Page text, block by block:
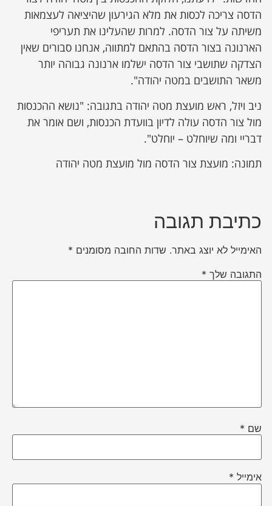
הדסה צריכה לכסות את מלא הגירעון שהיציאה לעצמאות
משיתה על צור הדסה. למרות שהעלינו את תעריפי
הארנונה בצור הדסה בהתאם למתווה, אנחנו סבורים שאין
הצדקה שתושבי צור הדסה ישלמו ארנונה גבוהה יותר
משאר התושבים במטה יהודה".
ניב ויזל, ראש מועצת מטה יהודה בתגובה: "נושא ההכנסות
מול צור הדסה עולה לדיון בוועדת הכנסות, ושם אומר את
דבריי ומה שיוחלט – יוחלט".
תמונה: מועצת צור הדסה מול מועצת מטה יהודה
כתיבת תגובה
האימייל לא יוצג באתר. שדות החובה מסומנים *
התגובה שלך *
שם *
אימייל *